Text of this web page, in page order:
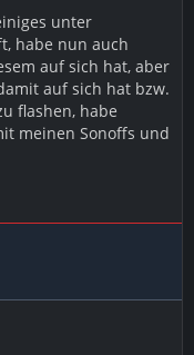
unter
habe nun auch
auf sich hat, aber
auf sich hat bzw.
flashen, habe
meinen Sonoffs und